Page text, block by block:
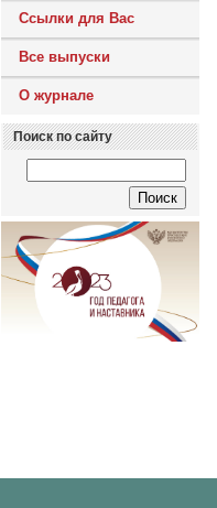
Ссылки для Вас
Все выпуски
О журнале
Поиск по сайту